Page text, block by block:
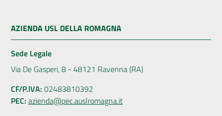
AZIENDA USL DELLA ROMAGNA
Sede Legale
Via De Gasperi, 8 - 48121 Ravenna (RA)
CF/P.IVA: 02483810392
PEC: azienda@pec.auslromagna.it